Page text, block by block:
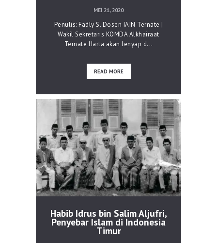
MEI 21, 2020
Penulis: Fadly S. Dosen IAIN Ternate |
Wakil Sekretaris KOMDA Alkhairaat
Ternate Harta akan lenyap d...
READ MORE
Habib Idrus bin Salim Aljufri,
Penyebar Islam di Indonesia
Timur